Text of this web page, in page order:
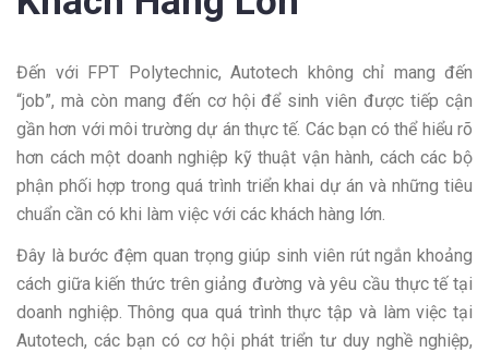
Đến với FPT Polytechnic, Autotech không chỉ mang đến
“job”, mà còn mang đến cơ hội để sinh viên được tiếp cận
gần hơn với môi trường dự án thực tế. Các bạn có thể hiểu rõ
hơn cách một doanh nghiệp kỹ thuật vận hành, cách các bộ
phận phối hợp trong quá trình triển khai dự án và những tiêu
chuẩn cần có khi làm việc với các khách hàng lớn.
Đây là bước đệm quan trọng giúp sinh viên rút ngắn khoảng
cách giữa kiến thức trên giảng đường và yêu cầu thực tế tại
doanh nghiệp. Thông qua quá trình thực tập và làm việc tại
Autotech, các bạn có cơ hội phát triển tư duy nghề nghiệp,